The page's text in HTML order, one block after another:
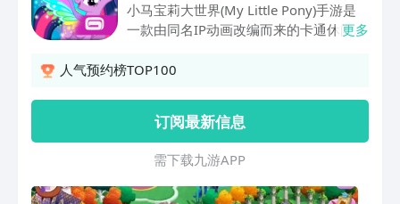
小马宝莉大世界(My Little Pony)手游是
一款由同名IP动画改编而来的卡通休闲冒
们喜欢的小马驹一起完成不一样的冒险，
可爱小马驹就会有隐藏奖励等着你来领取
哦。
更多
人气预约榜TOP100
订阅最新信息
需 下 载 九 游 A P P